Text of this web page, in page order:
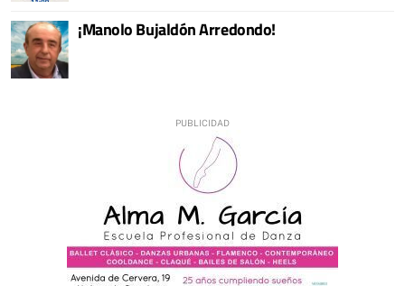
¡Manolo Bujaldón Arredondo!